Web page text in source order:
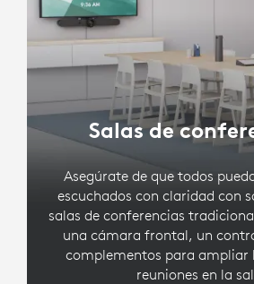
Salas de
Asegúrate de que todos
escuchados con claridad con
salas de conferencias
una cámara frontal, un
complementos para ampliar
reuniones en la